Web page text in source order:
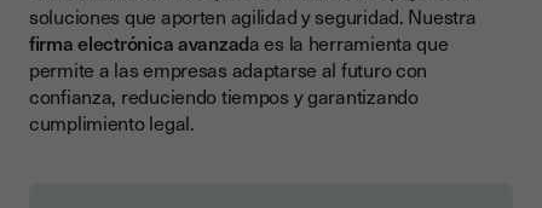
soluciones que aporten agilidad y seguridad. Nuestra
firma electrónica avanzada es la herramienta que
permite a las empresas adaptarse al futuro con
confianza, reduciendo tiempos y garantizando
cumplimiento legal.